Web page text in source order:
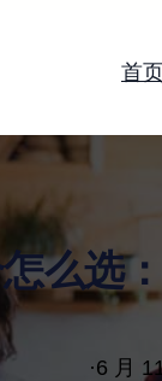
首
么选
·6 月